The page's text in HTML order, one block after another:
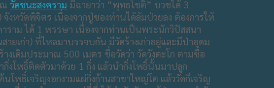
วัดชนะสงคราม มีฉายาว่า “พุทธโชติ” บวชได้ 3
หวัดพิจิตร เนื่องจากปู่ของท่านได้ล้มป่วยลง​ ต้องการให้
ราม ได้ 1 พรรษา เนื่องจากท่านเป็นพระนักวิปัสสนา
ยเก่า)​ ที่ไหลมาบรรจบกัน​ มีวัดร้างเก่าอยู่และมีป่าอุดม
งเดิมประมาณ 500 เมตร ชื่อวัดว่า​ วัดวังตะโก ตามชื่อ
งโพธิ์ติดตัวมาด้วย 1 กิ่ง​ แล้วนำกิ่งโพธิ์นั้นมาปลูก
โพธิ์เจริญงอกงามแผ่กิ่งก้านสาขาใหญ่โต แล้ววัดก็เจริญ